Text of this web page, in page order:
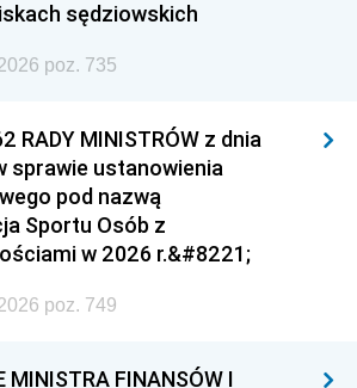
sędziowskich
poz. 735
RADY MINISTRÓW z dnia
sprawie ustanowienia
pod nazwą
Sportu Osób z
w 2026 r.&#8221;
poz. 749
MINISTRA FINANSÓW I